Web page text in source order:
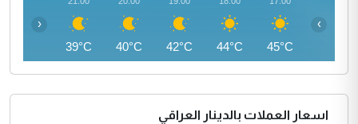
45°C
44°C
42°C
40°C
39°C
‹ ›
اسعار العملات بالدينار العراقي